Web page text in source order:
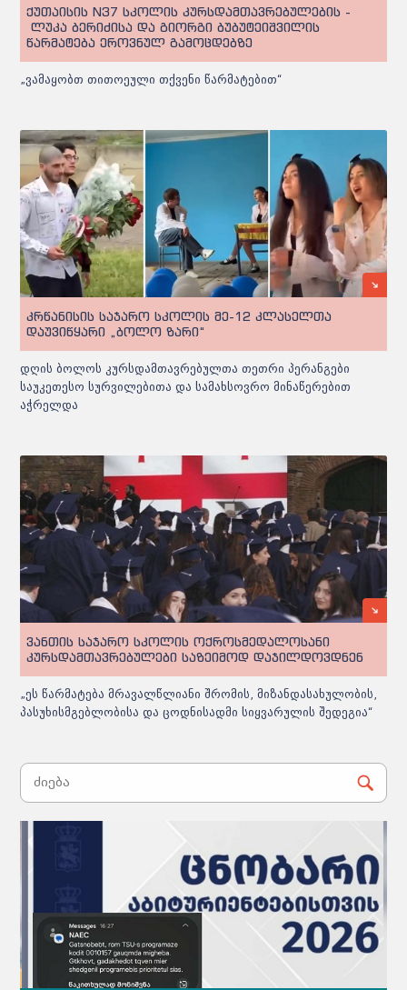
ქუთაისის N37 სკოლის კურსდამთავრებულების -
ლუკა ბერიძისა და გიორგი ბუბუტეიშვილის
წარმატება ეროვნულ გამოცდებზე
„ვამაყობთ თითოეული თქვენი წარმატებით“
კრწანისის საჯარო სკოლის მე-12 კლასელთა
დაუვიწყარი „ბოლო ზარი“
დღის ბოლოს კურსდამთავრებულთა თეთრი პერანგები
საუკეთესო სურვილებითა და სამახსოვრო მინაწერებით
აჭრელდა
ვანთის საჯარო სკოლის ოქროსმედალოსანი
კურსდამთავრებულები საზეიმოდ დაჯილდოვდნენ
„ეს წარმატება მრავალწლიანი შრომის, მიზანდასახულობის,
პასუხისმგებლობისა და ცოდნისადმი სიყვარულის შედეგია“